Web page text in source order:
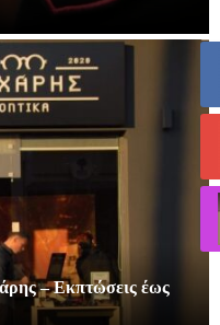
– Εκπτώσεις έως